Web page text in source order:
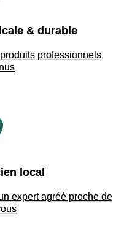
& durable
professionnels
local
expert agréé proche de